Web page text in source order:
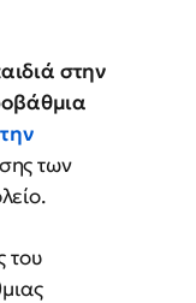
στην
των
του